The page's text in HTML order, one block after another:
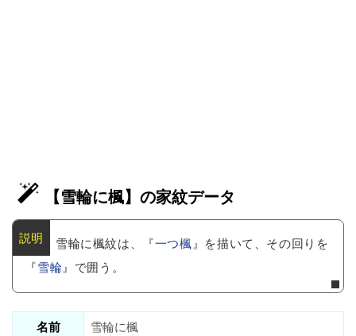
【雪輪に楓】の家紋データ
雪輪に楓紋は、『一つ楓』を描いて、その回りを
『雪輪』で囲う。
名前
雪輪に楓